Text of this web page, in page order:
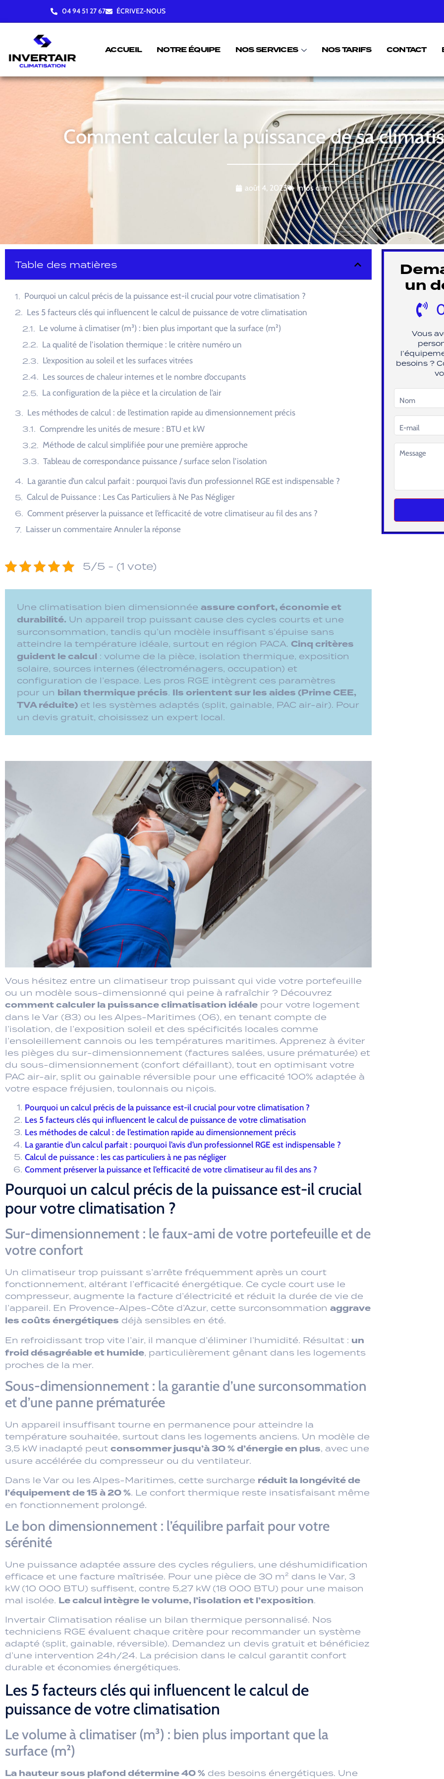
04 94 51 27 67 ÉCRIVEZ-NOUS
ACCUEIL NOTRE ÉQUIPE NOS SERVICES NOS TARIFS CONTACT
Comment calculer la puissance de sa
août 4, 2025 Infos clim
Table des matières
Pourquoi un calcul précis de la puissance est-il crucial pour votre climatisation ?
Les 5 facteurs clés qui influencent le calcul de puissance de votre climatisation
Le volume à climatiser (m³) : bien plus important que la surface (m²)
La qualité de l’isolation thermique : le critère numéro un
L’exposition au soleil et les surfaces vitrées
Les sources de chaleur internes et le nombre d’occupants
La configuration de la pièce et la circulation de l’air
Les méthodes de calcul : de l’estimation rapide au dimensionnement précis
La garantie d’un calcul parfait : pourquoi l’avis d’un professionnel RGE est indispensable ?
Calcul de Puissance : Les Cas Particuliers à Ne Pas Négliger
Comment préserver la puissance et l’efficacité de votre climatiseur au fil des ans ?
Laisser un commentaire Annuler la réponse
5/5 - (1 vote)
durabilité.Un appareil trop puissant cause des cycles courts et une
atteindre la température idéale, surtout en région PACA.Cinq critères
guident le calcul: volume de la pièce, isolation thermique, exposition
solaire, sources internes (électroménagers, occupation) et
configuration de l’espace. Les pros RGE intègrent ces paramètres
pour unbilan thermique précis Ils orientent sur les aides (Prime CEE,
TVA réduite)et les systèmes adaptés (split, gainable, PAC air-air). Pour
un devis gratuit, choisissez un expert local.
Vous hésitez entre un climatiseur trop puissant qui vide votre portefeuille
ou un modèle sous-dimensionné qui peine à rafraîchir ? Découvrez
comment calculer la puissance climatisation idéale
dans le Var (83) ou les Alpes-Maritimes (06), en tenant compte de
l’isolation, de l’exposition soleil et des spécificités locales comme
l’ensoleillement cannois ou les températures maritimes. Apprenez à éviter
les pièges du sur-dimensionnement (factures salées, usure prématurée) et
du sous-dimensionnement (confort défaillant), tout en optimisant votre
PAC air-air, split ou gainable réversible pour une efficacité 100% adaptée à
votre espace fréjusien, toulonnais ou niçois.
Pourquoi un calcul précis de la puissance est-il crucial pour votre climatisation ?
Les 5 facteurs clés qui influencent le calcul de puissance de votre climatisation
Les méthodes de calcul : de l’estimation rapide au dimensionnement précis
La garantie d’un calcul parfait : pourquoi l’avis d’un professionnel RGE est indispensable ?
Calcul de puissance : les cas particuliers à ne pas négliger
Comment préserver la puissance et l’efficacité de votre climatiseur au fil des ans ?
Pourquoi un calcul précis de la puissance est-il crucial
pour votre climatisation ?
Sur-dimensionnement : le faux-ami de votre portefeuille et de
votre confort
Un climatiseur trop puissant s’arrête fréquemment après un court
fonctionnement, altérant l’efficacité énergétique. Ce cycle court use le
compresseur, augmente la facture d’électricité et réduit la durée de vie de
l’appareil. En Provence-Alpes-Côte d’Azur, cette surconsommation
les coûts énergétiquesdéjà sensibles en été.
En refroidissant trop vite l’air, il manque d’éliminer l’humidité. Résultat :
froid désagréable et humide, particulièrement gênant dans les logements
proches de la mer.
Sous-dimensionnement : la garantie d’une surconsommation
et d’une panne prématurée
Un appareil insuffisant tourne en permanence pour atteindre la
température souhaitée, surtout dans les logements anciens. Un modèle de
3,5 kW inadapté peut consommer jusqu’à 30 % d’énergie en plus
usure accélérée du compresseur ou du ventilateur.
Dans le Var ou les Alpes-Maritimes, cette surcharge réduit la longévité de
l’équipement de 15 à 20 %. Le confort thermique reste insatisfaisant même
en fonctionnement prolongé.
Le bon dimensionnement : l’équilibre parfait pour votre
sérénité
Une puissance adaptée assure des cycles réguliers, une déshumidification
efficace et une facture maîtrisée. Pour une pièce de 30 m² dans le Var, 3
kW (10 000 BTU) suffisent, contre 5,27 kW (18 000 BTU) pour une maison
mal isolée.
Invertair Climatisation réalise un bilan thermique personnalisé. Nos
techniciens RGE évaluent chaque critère pour recommander un système
adapté (split, gainable, réversible). Demandez un devis gratuit et bénéficiez
d’une intervention 24h/24. La précision dans le calcul garantit confort
durable et économies énergétiques.
Les 5 facteurs clés qui influencent le calcul de
puissance de votre climatisation
Le volume à climatiser (m³) : bien plus important que la
surface (m²)
La hauteur sous plafond détermine 40 %
pièce de 20 m² à 3,20 m de hauteur contient 64 m³, soit 28 % de volume
en plus qu’à 2,50 m. Utilisez Volume = Surface x Hauteur pour éviter une
sous-estimation. Les combles aménagés avec 3,50 m exigent un
ajustement de +10 % de puissance.
un
Vous
besoins ?